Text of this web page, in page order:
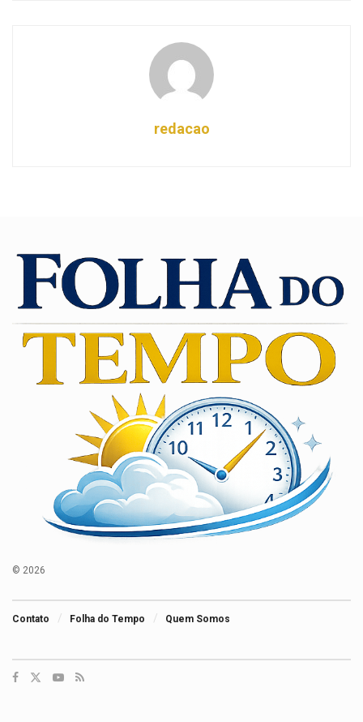
redacao
© 2026
Contato Folha do Tempo Quem Somos